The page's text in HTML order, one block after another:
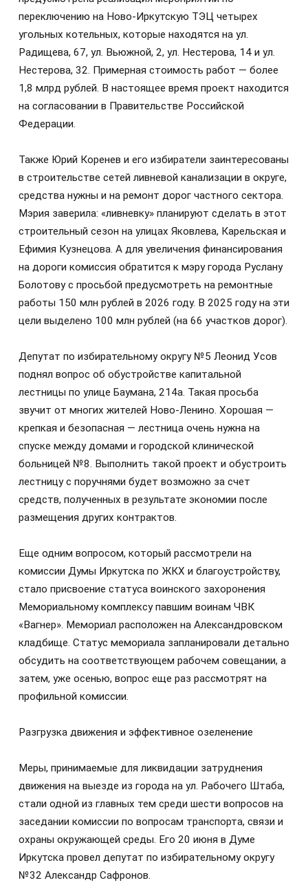
переключению на Ново-Иркутскую ТЭЦ четырех
угольных котельных, которые находятся на ул.
Радищева, 67, ул. Вьюжной, 2, ул. Нестерова, 14 и ул.
Нестерова, 32. Примерная стоимость работ — более
1,8 млрд рублей. В настоящее время проект находится
на согласовании в Правительстве Российской
Федерации.
Также Юрий Коренев и его избиратели заинтересованы
в строительстве сетей ливневой канализации в округе,
средства нужны и на ремонт дорог частного сектора.
Мэрия заверила: «ливневку» планируют сделать в этот
строительный сезон на улицах Яковлева, Карельская и
Ефимия Кузнецова. А для увеличения финансирования
на дороги комиссия обратится к мэру города Руслану
Болотову с просьбой предусмотреть на ремонтные
работы 150 млн рублей в 2026 году. В 2025 году на эти
цели выделено 100 млн рублей (на 66 участков дорог).
Депутат по избирательному округу №5 Леонид Усов
поднял вопрос об обустройстве капитальной
лестницы по улице Баумана, 214а. Такая просьба
звучит от многих жителей Ново-Ленино. Хорошая —
крепкая и безопасная — лестница очень нужна на
спуске между домами и городской клинической
больницей №8. Выполнить такой проект и обустроить
лестницу с поручнями будет возможно за счет
средств, полученных в результате экономии после
размещения других контрактов.
Еще одним вопросом, который рассмотрели на
комиссии Думы Иркутска по ЖКХ и благоустройству,
стало присвоение статуса воинского захоронения
Мемориальному комплексу павшим воинам ЧВК
«Вагнер». Мемориал расположен на Александровском
кладбище. Статус мемориала запланировали детально
обсудить на соответствующем рабочем совещании, а
затем, уже осенью, вопрос еще раз рассмотрят на
профильной комиссии.
Разгрузка движения и эффективное озеленение
Меры, принимаемые для ликвидации затруднения
движения на выезде из города на ул. Рабочего Штаба,
стали одной из главных тем среди шести вопросов на
заседании комиссии по вопросам транспорта, связи и
охраны окружающей среды. Его 20 июня в Думе
Иркутска провел депутат по избирательному округу
№32 Александр Сафронов.